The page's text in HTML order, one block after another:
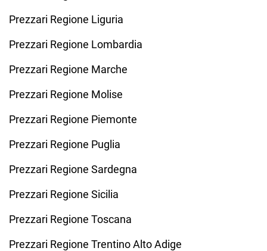
Prezzari Regione Liguria
Prezzari Regione Lombardia
Prezzari Regione Marche
Prezzari Regione Molise
Prezzari Regione Piemonte
Prezzari Regione Puglia
Prezzari Regione Sardegna
Prezzari Regione Sicilia
Prezzari Regione Toscana
Prezzari Regione Trentino Alto Adige